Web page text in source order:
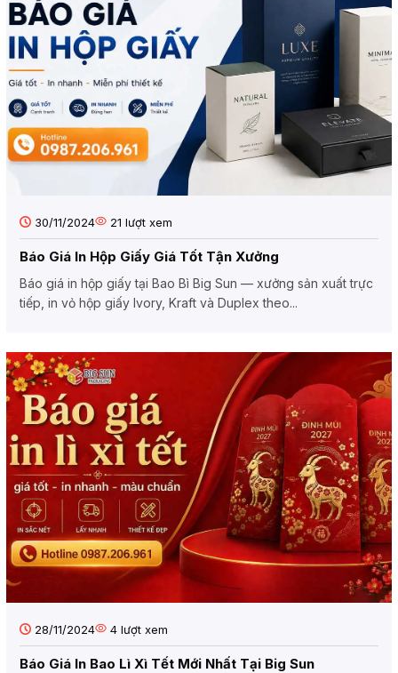
30/11/2024 21 lượt xem
Báo Giá In Hộp Giấy Giá Tốt Tận Xưởng
Báo giá in hộp giấy tại Bao Bì Big Sun — xưởng sản xuất trực
tiếp, in vỏ hộp giấy Ivory, Kraft và Duplex theo...
28/11/2024 4 lượt xem
Báo Giá In Bao Lì Xì Tết Mới Nhất Tại Big Sun